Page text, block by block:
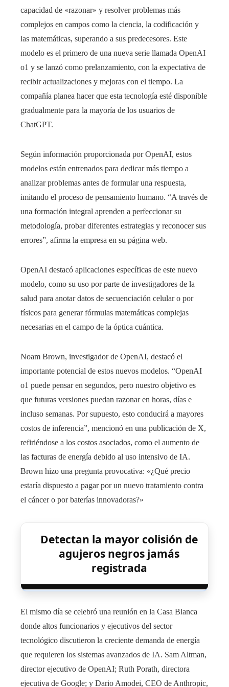
capacidad de «razonar» y resolver problemas más
complejos en campos como la ciencia, la codificación y
las matemáticas, superando a sus predecesores. Este
modelo es el primero de una nueva serie llamada OpenAI
o1 y se lanzó como prelanzamiento, con la expectativa de
recibir actualizaciones y mejoras con el tiempo. La
compañía planea hacer que esta tecnología esté disponible
gradualmente para la mayoría de los usuarios de
ChatGPT.
Según información proporcionada por OpenAI, estos
modelos están entrenados para dedicar más tiempo a
analizar problemas antes de formular una respuesta,
imitando el proceso de pensamiento humano. “A través de
una formación integral aprenden a perfeccionar su
metodología, probar diferentes estrategias y reconocer sus
errores”, afirma la empresa en su página web.
OpenAI destacó aplicaciones específicas de este nuevo
modelo, como su uso por parte de investigadores de la
salud para anotar datos de secuenciación celular o por
físicos para generar fórmulas matemáticas complejas
necesarias en el campo de la óptica cuántica.
Noam Brown, investigador de OpenAI, destacó el
importante potencial de estos nuevos modelos. “OpenAI
o1 puede pensar en segundos, pero nuestro objetivo es
que futuras versiones puedan razonar en horas, días e
incluso semanas. Por supuesto, esto conducirá a mayores
costos de inferencia”, mencionó en una publicación de X,
refiriéndose a los costos asociados, como el aumento de
las facturas de energía debido al uso intensivo de IA.
Brown hizo una pregunta provocativa: «¿Qué precio
estaría dispuesto a pagar por un nuevo tratamiento contra
el cáncer o por baterías innovadoras?»
Detectan la mayor colisión de
agujeros negros jamás
registrada
El mismo día se celebró una reunión en la Casa Blanca
donde altos funcionarios y ejecutivos del sector
tecnológico discutieron la creciente demanda de energía
que requieren los sistemas avanzados de IA. Sam Altman,
director ejecutivo de OpenAI; Ruth Porath, directora
ejecutiva de Google; y Dario Amodei, CEO de Anthropic,